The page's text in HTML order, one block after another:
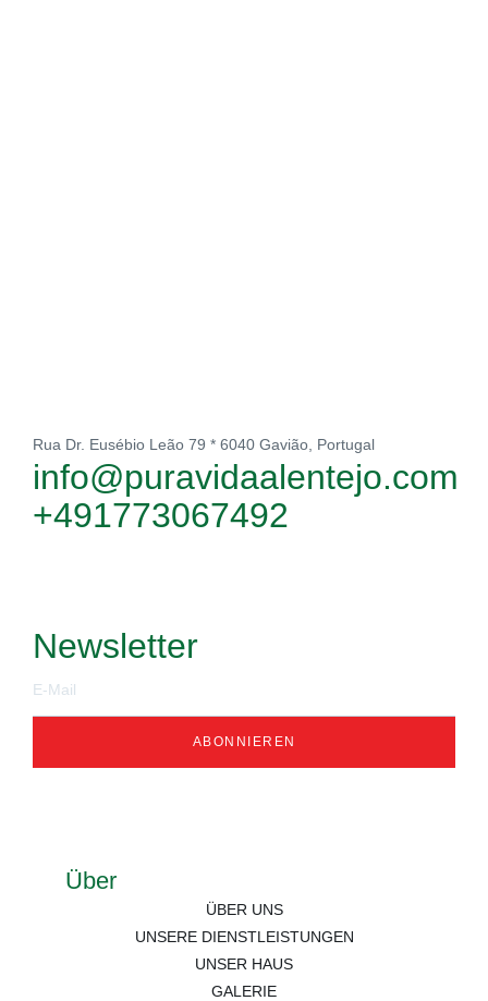
Rua Dr. Eusébio Leão 79 * 6040 Gavião, Portugal
info@puravidaalentejo.com
+491773067492
Newsletter
ABONNIEREN
Über
ÜBER UNS
UNSERE DIENSTLEISTUNGEN
UNSER HAUS
GALERIE